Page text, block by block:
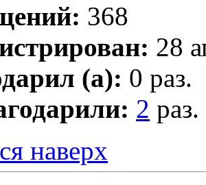
368
28
(а): 0 раз.
2 раз.
наверх